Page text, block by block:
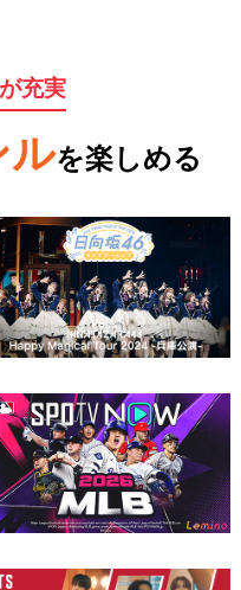
充実
ルを楽しめる